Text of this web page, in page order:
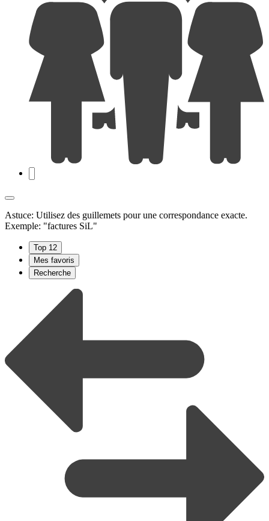
Astuce: Utilisez des guillemets pour une correspondance exacte.
Exemple: "factures SiL"
Top 12
Mes favoris
Recherche